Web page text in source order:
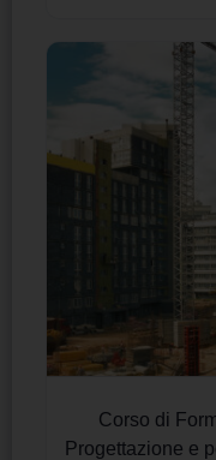
Corso di
Progettazione e